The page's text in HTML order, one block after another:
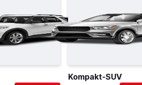
Kompakt-SUV